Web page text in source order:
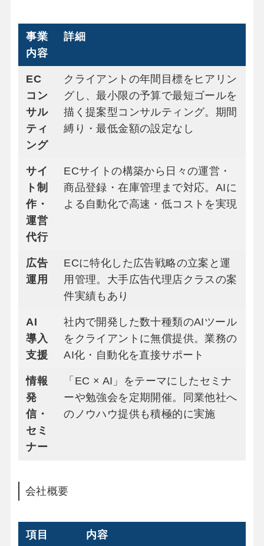
事業
内容
詳細
EC
コン
サル
ティ
ング
クライアントの年間目標をヒアリン
グし、最小限の予算で最短ゴールを
描く提案型コンサルティング。期間
縛り・最低金額の設定なし
サイ
ト制
作・
運営
代行
ECサイトの構築から日々の運営・
商品登録・在庫管理まで対応。AIに
よる自動化で高速・低コストを実現
広告
運用
ECに特化した広告戦略の立案と運
用管理。大手広告代理店クラスの案
件実績もあり
AI
導入
支援
社内で開発した数十種類のAIツール
をクライアントに無償提供。業務の
AI化・自動化を直接サポート
情報
発
信・
セミ
ナー
「EC × AI」をテーマにしたセミナ
ーや勉強会を定期開催。同業他社へ
のノウハウ提供も積極的に実施
会社概要
項目 内容